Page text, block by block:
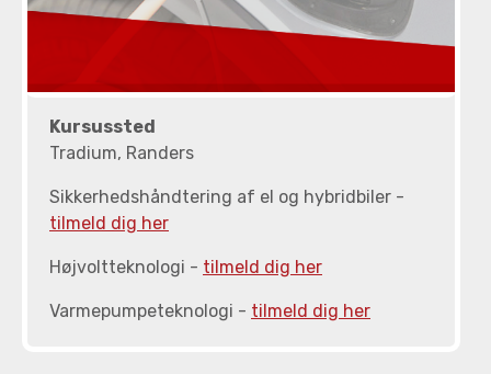
Kursussted
Tradium, Randers
Sikkerhedshåndtering af el og hybridbiler -
tilmeld dig her
Højvoltteknologi - tilmeld dig her
Varmepumpeteknologi - tilmeld dig her